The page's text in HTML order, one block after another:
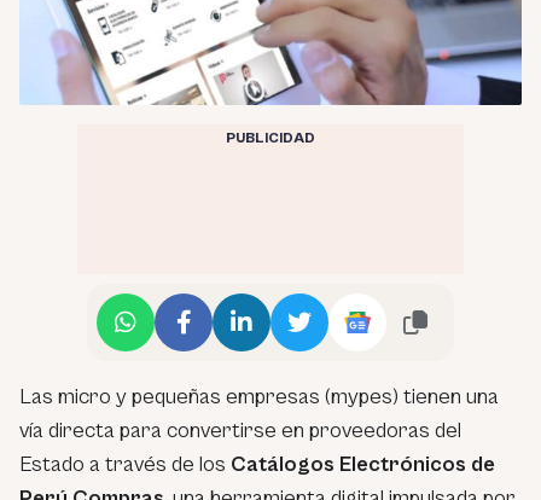
PUBLICIDAD
Las micro y pequeñas empresas (mypes) tienen una
vía directa para convertirse en proveedoras del
Estado a través de los Catálogos Electrónicos de